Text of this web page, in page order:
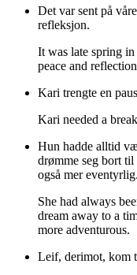
Det var sent på
refleksjon.
It was late spring
peace and
Kari trengte en
Kari needed a
Hun hadde alltid
drømme seg bort
også mer eventyrlig.
She had always
dream away to a
more adventurous.
Leif, derimot, kom